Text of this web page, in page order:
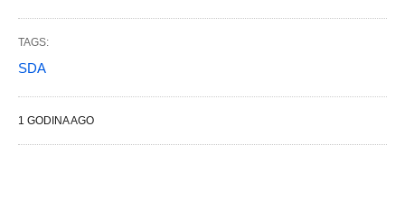
TAGS:
SDA
1 GODINA AGO